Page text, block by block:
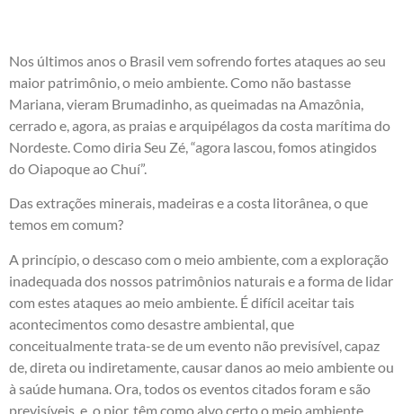
Nos últimos anos o Brasil vem sofrendo fortes ataques ao seu
maior patrimônio, o meio ambiente. Como não bastasse
Mariana, vieram Brumadinho, as queimadas na Amazônia,
cerrado e, agora, as praias e arquipélagos da costa marítima do
Nordeste. Como diria Seu Zé, “agora lascou, fomos atingidos
do Oiapoque ao Chuí”.
Das extrações minerais, madeiras e a costa litorânea, o que
temos em comum?
A princípio, o descaso com o meio ambiente, com a exploração
inadequada dos nossos patrimônios naturais e a forma de lidar
com estes ataques ao meio ambiente. É difícil aceitar tais
acontecimentos como desastre ambiental, que
conceitualmente trata-se de um evento não previsível, capaz
de, direta ou indiretamente, causar danos ao meio ambiente ou
à saúde humana. Ora, todos os eventos citados foram e são
previsíveis, e, o pior, têm como alvo certo o meio ambiente